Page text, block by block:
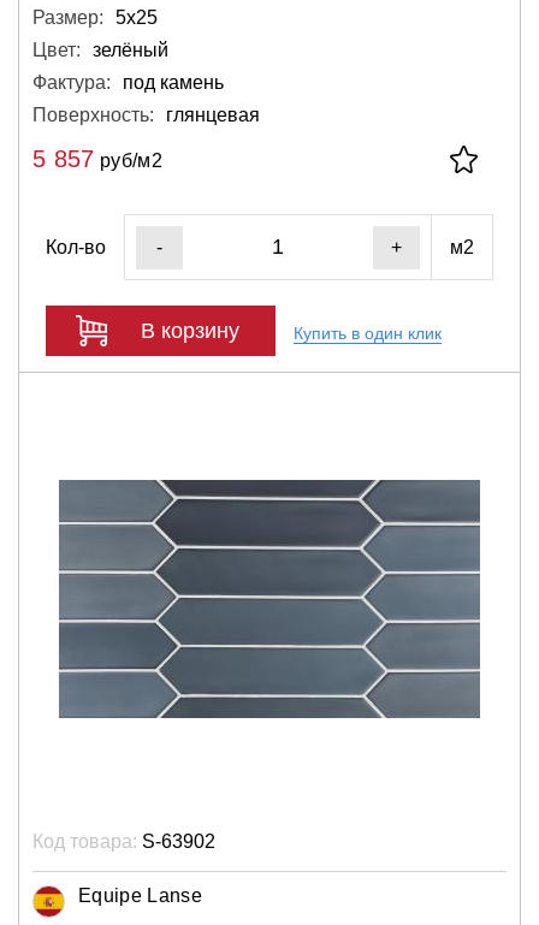
Размер:
5х25
Цвет:
зелёный
Фактура:
под камень
Поверхность:
глянцевая
5 857 руб/м2
Кол-во - + м2
В корзину Купить в один клик
Код товара: S-63902
Equipe Lanse